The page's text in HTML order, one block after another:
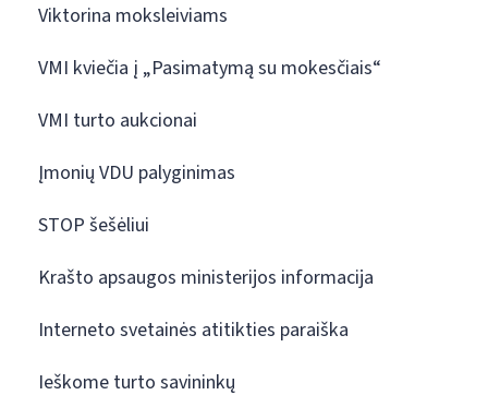
Viktorina moksleiviams
VMI kviečia į „Pasimatymą su mokesčiais“
VMI turto aukcionai
Įmonių VDU palyginimas
STOP šešėliui
Krašto apsaugos ministerijos informacija
Interneto svetainės atitikties paraiška
Ieškome turto savininkų